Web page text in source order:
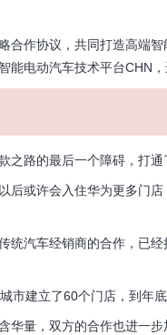
合作协议，共同打造高端
电动汽车技术平台CHN，
路的最后一个障碍，打通
后或许会入住华为更多门
统汽车经销商的合作，已
市建立了60个门店，到年
华量，双方的合作也进一步